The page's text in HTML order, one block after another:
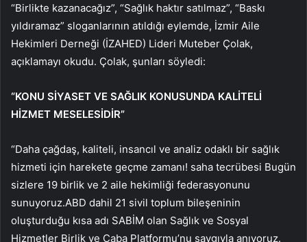
“Birlikte kazanacağız”, “Sağlık haktır satılmaz”, “Baskı
yıldıramaz” sloganlarının atıldığı eylemde, İzmir Aile
Hekimleri Derneği (İZAHED) Lideri Muteber Çolak,
açıklamayı okudu. Çolak, şunları söyledi:
“KONU SİYASET VE SAĞLIK KONUSUNDA KALİTELİ
HİZMET MESELESİDİR”
“Daha çağdaş, kaliteli, insancıl ve analiz odaklı bir sağlık
hizmeti için harekete geçme zamanı! saha tecrübesi Bugün
sizlere 19 birlik ve 2 aile hekimliği federasyonunu
sunuyoruz.ABD dahil 21 sivil toplum bileşeninin
oluşturduğu kısa adı SABİM olan Sağlık ve Sosyal
Hizmetler Birlik ve Çaba Platformu’nu saygıyla anıyoruz.